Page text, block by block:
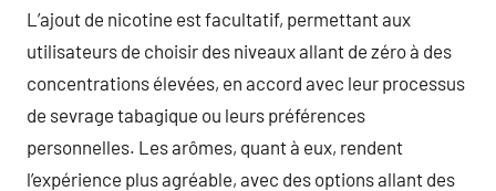
L’ajout de nicotine est facultatif, permettant aux
utilisateurs de choisir des niveaux allant de zéro à des
concentrations élevées, en accord avec leur processus
de sevrage tabagique ou leurs préférences
personnelles. Les arômes, quant à eux, rendent
l’expérience plus agréable, avec des options allant des